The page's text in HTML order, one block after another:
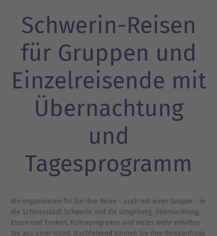
Schwerin-Reisen
für Gruppen und
Einzelreisende mit
Übernachtung
und
Tagesprogramm
Wir organisieren für Sie Ihre Reise - auch mit einer Gruppe - in
die Schlossstadt Schwerin und die Umgebung. Übernachtung,
Essen und Trinken, Kulturprogramm und vieles mehr erhalten
Sie aus einer Hand. Nachfolgend können Sie ihre Reiseanfrage